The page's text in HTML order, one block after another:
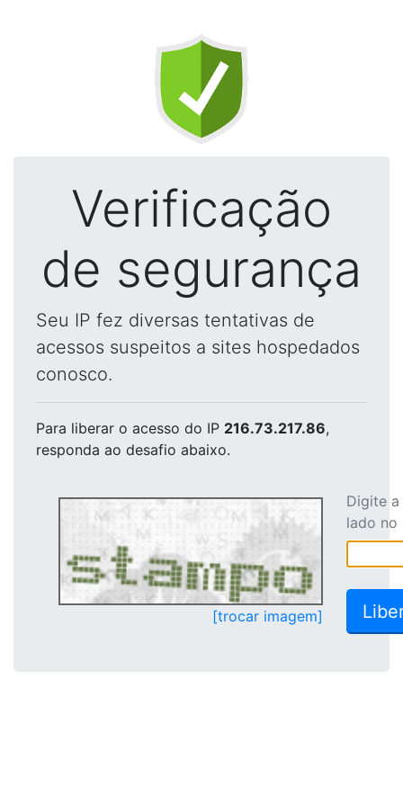
Verificação
de segurança
Seu IP fez diversas tentativas de
acessos suspeitos a sites hospedados
conosco.
Para liberar o acesso do IP 216.73.217.86,
responda ao desafio abaixo.
[trocar imagem]
Digite
lado no